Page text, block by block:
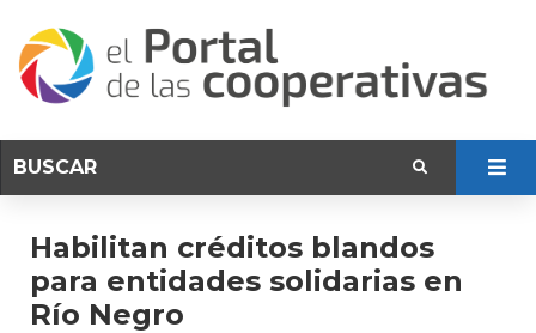
Habilitan créditos blandos
para entidades solidarias en
Río Negro